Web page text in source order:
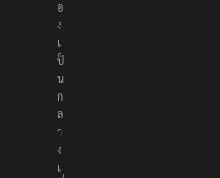
ก
ต้
อ
ง
เ
ป็
น
ก
ล
า